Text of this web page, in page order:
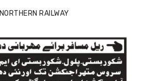
NORTHERN RAILWAY